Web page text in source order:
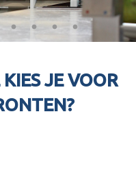
JE VOOR